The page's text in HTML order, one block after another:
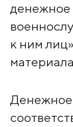
денежное
к ним
Денежное